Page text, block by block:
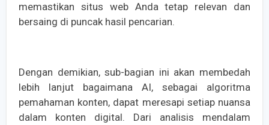
memastikan situs web Anda tetap relevan dan
bersaing di puncak hasil pencarian.
Dengan demikian, sub-bagian ini akan membedah
lebih lanjut bagaimana AI, sebagai algoritma
pemahaman konten, dapat meresapi setiap nuansa
dalam konten digital. Dari analisis mendalam